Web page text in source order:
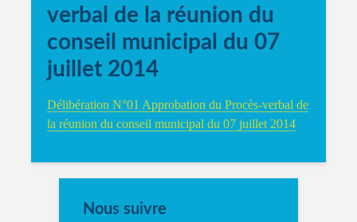
verbal de la réunion du
conseil municipal du 07
juillet 2014
Délibération N°01 Approbation du Procès-verbal de
la réunion du conseil municipal du 07 juillet 2014
Nous suivre